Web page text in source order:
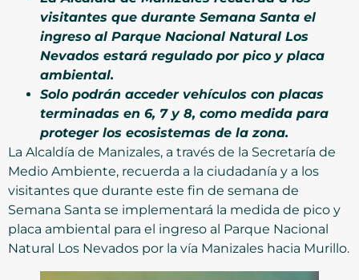
visitantes que durante Semana Santa el
ingreso al Parque Nacional Natural Los
Nevados estará regulado por pico y placa
ambiental.
Solo podrán acceder vehículos con placas
terminadas en 6, 7 y 8, como medida para
proteger los ecosistemas de la zona.
La Alcaldía de Manizales, a través de la Secretaría de
Medio Ambiente, recuerda a la ciudadanía y a los
visitantes que durante este fin de semana de
Semana Santa se implementará la medida de pico y
placa ambiental para el ingreso al Parque Nacional
Natural Los Nevados por la vía Manizales hacia Murillo.